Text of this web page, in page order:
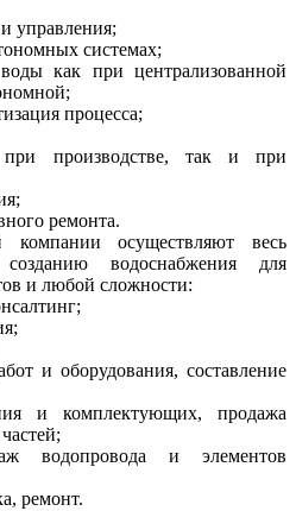
управления;
системах;
как при централизованной
процесса;
при производстве, так и при
ремонта.
компании осуществляют весь
водоснабжения для
и любой сложности:
и оборудования, составление
и комплектующих, продажа
водопровода и элементов
ремонт.